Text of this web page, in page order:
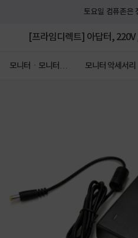
토요일 컴퓨존은
[프라임디렉트] 아답터, 220V
모니터ㆍ모니터주
모니터 악세서리